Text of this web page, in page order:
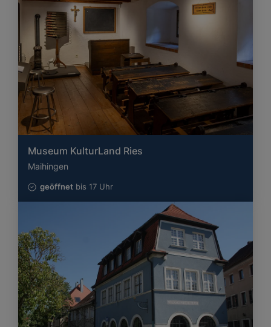
Museum KulturLand Ries
Maihingen
geöffnet bis 17 Uhr